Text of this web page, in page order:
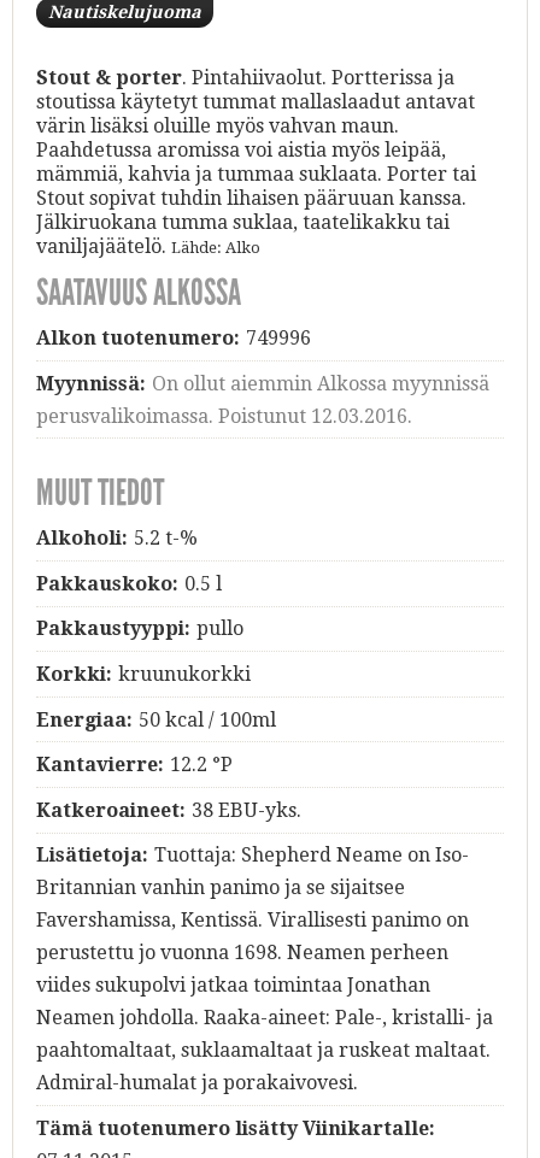
Nautiskelujuoma
Stout & porter. Pintahiivaolut. Portterissa ja
stoutissa käytetyt tummat mallaslaadut antavat
värin lisäksi oluille myös vahvan maun.
Paahdetussa aromissa voi aistia myös leipää,
mämmiä, kahvia ja tummaa suklaata. Porter tai
Stout sopivat tuhdin lihaisen pääruuan kanssa.
Jälkiruokana tumma suklaa, taatelikakku tai
vaniljajäätelö. Lähde: Alko
SAATAVUUS ALKOSSA
Alkon tuotenumero: 749996
Myynnissä: On ollut aiemmin Alkossa myynnissä
perusvalikoimassa. Poistunut 12.03.2016.
MUUT TIEDOT
Alkoholi: 5.2 t-%
Pakkauskoko: 0.5 l
Pakkaustyyppi: pullo
Korkki: kruunukorkki
Energiaa: 50 kcal / 100ml
Kantavierre: 12.2 °P
Katkeroaineet: 38 EBU-yks.
Lisätietoja: Tuottaja: Shepherd Neame on Iso-
Britannian vanhin panimo ja se sijaitsee
Favershamissa, Kentissä. Virallisesti panimo on
perustettu jo vuonna 1698. Neamen perheen
viides sukupolvi jatkaa toimintaa Jonathan
Neamen johdolla. Raaka-aineet: Pale-, kristalli- ja
paahtomaltaat, suklaamaltaat ja ruskeat maltaat.
Admiral-humalat ja porakaivovesi.
Tämä tuotenumero lisätty Viinikartalle: